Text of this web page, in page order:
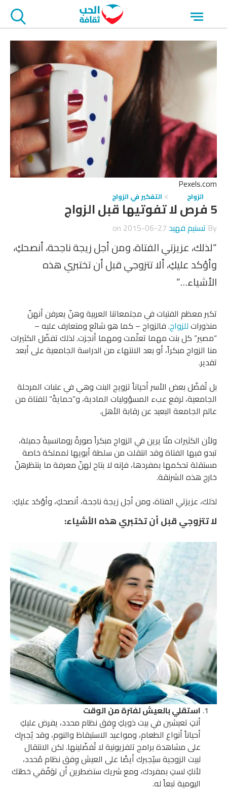
Open
menu
Pexels.com
الزواج التفكير في الزواج
5 فرص لا تفوتيها قبل الزواج
By تسنيم فهيد 2015-06-27
“لذلك، عزيزتي الفتاة، ومن أجل زيجة ناجحة، أنصحكِ،
وأؤكد عليكِ، ألا تتزوجي قبل أن تختبري هذه
الأشياء…”
تكبر معظم الفتيات في مجتمعاتنا العربية وهنّ يعرفن أنهنّ
منذوراتللزواج. فالزواج – كما هو شائع ومتعارف عليه –
“مصير” كل بنت مهما تعلّمت ومهما أنجزت. لذلك تفضّل الكثيرات
منا الزواج مبكراً، أو بعد الانتهاء من الدراسة الجامعية على أبعد
تقدير.
بل تُفضّل بعض الأسر أحياناً تزويج البنت وهي في عتبات المرحلة
الجامعية، لرفع عبء المسؤوليات المادية، و”حمايةً” للفتاة من
عالم الجامعة البعيد عن رقابة الأهل.
ولأن الكثيرات منّا يرين في الزواج مبكراً صورةً رومانسيةً جميلة،
تبدو فيها الفتاة وقد انتقلت من سلطة أبويها لمملكة خاصة
مستقلة تحكمها بمفردها، فإنه لا يتاح لهنّ معرفة ما ينتظرهنّ
خارج هذه الشرنقة.
لذلك، عزيزتي الفتاة، ومن أجل زيجة ناجحة، أنصحكِ، وأؤكد عليكِ:
لا تتزوجي قبل أن تختبري هذه الأشياء:
استقلي بالعيش لفترة من الوقت
أنتِ تعيشين في بيت ذويكِ وِفق نظام محدد، يفرض عليكِ
أحياناً أنواع الطعام، ومواعيد الاستيقاظ والنوم، وقد يُجبرِك
على مشاهدة برامج تلفزيونية لا تُفضّلينها. لكن الانتقال
لبيت الزوجية سيُجبرك أيضًا على العيش وِفق نظام مُحدد،
لأنكِ لستِ بمفردك، ومع شريك ستضطرين أن توَفّقي خطتك
اليومية تبعاً له.